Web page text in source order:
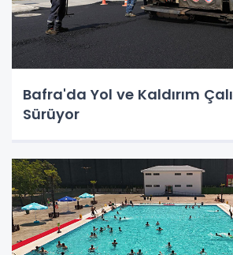
Bafra'da Yol ve Kaldırım
Sürüyor